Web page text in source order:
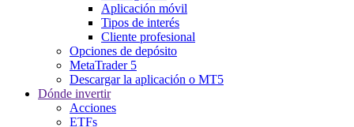
Aplicación móvil
Tipos de interés
Cliente profesional
Opciones de depósito
MetaTrader 5
Descargar la aplicación o MT5
Dónde invertir
Acciones
ETFs